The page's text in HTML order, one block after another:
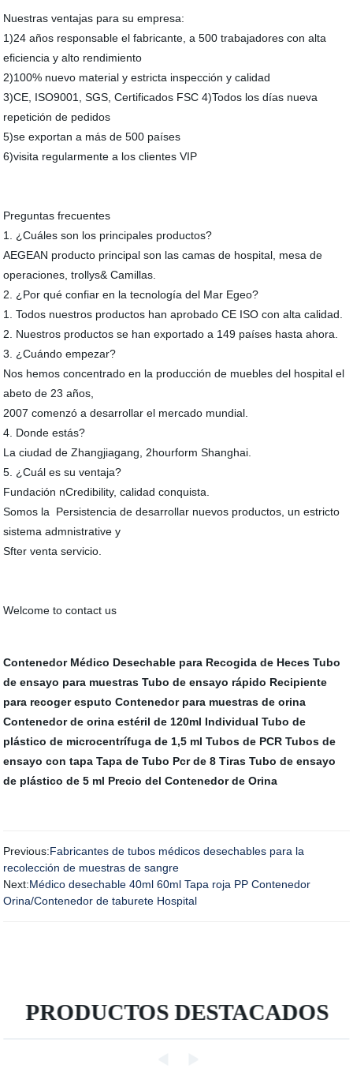
Nuestras ventajas para su empresa:
1)24 años responsable el fabricante, a 500 trabajadores con alta
eficiencia y alto rendimiento
2)100% nuevo material y estricta inspección y calidad
3)CE, ISO9001, SGS, Certificados FSC 4)Todos los días nueva
repetición de pedidos
5)se exportan a más de 500 países
6)visita regularmente a los clientes VIP
Preguntas frecuentes
1. ¿Cuáles son los principales productos?
AEGEAN producto principal son las camas de hospital, mesa de
operaciones, trollys& Camillas.
2. ¿Por qué confiar en la tecnología del Mar Egeo?
1. Todos nuestros productos han aprobado CE ISO con alta calidad.
2. Nuestros productos se han exportado a 149 países hasta ahora.
3. ¿Cuándo empezar?
Nos hemos concentrado en la producción de muebles del hospital el
abeto de 23 años,
2007 comenzó a desarrollar el mercado mundial.
4. Donde estás?
La ciudad de Zhangjiagang, 2hourform Shanghai.
5. ¿Cuál es su ventaja?
Fundación nCredibility, calidad conquista.
Somos la Persistencia de desarrollar nuevos productos, un estricto
sistema admnistrative y
Sfter venta servicio.
Welcome to contact us
Contenedor Médico Desechable para Recogida de Heces Tubo
de ensayo para muestras Tubo de ensayo rápido Recipiente
para recoger esputo Contenedor para muestras de orina
Contenedor de orina estéril de 120ml Individual Tubo de
plástico de microcentrífuga de 1,5 ml Tubos de PCR Tubos de
ensayo con tapa Tapa de Tubo Pcr de 8 Tiras Tubo de ensayo
de plástico de 5 ml Precio del Contenedor de Orina
Previous:Fabricantes de tubos médicos desechables para la
recolección de muestras de sangre
Next:Médico desechable 40ml 60ml Tapa roja PP Contenedor
Orina/Contenedor de taburete Hospital
PRODUCTOS DESTACADOS